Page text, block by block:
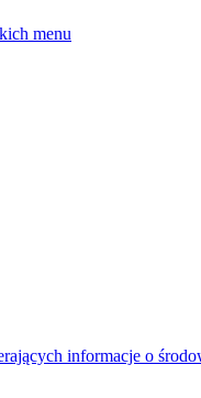
menu
informacje o